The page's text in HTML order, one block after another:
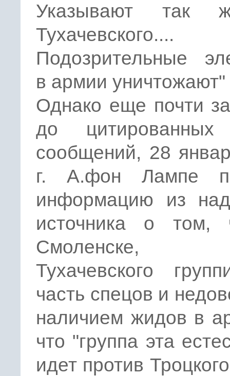
Указывают так
Тухачевского....
Подозрительные
в армии уничтожают"
Однако еще почти
до
сообщений, 28
г. А.фон Лампе
информацию из
источника о том,
Смоленске,
Тухачевского
часть спецов и
наличием жидов в
что "группа эта
идет против